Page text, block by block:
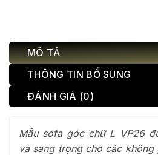
MÔ TẢ
THÔNG TIN BỔ SUNG
ĐÁNH GIÁ (0)
Mẫu sofa góc chữ L VP26
và sang trọng cho các